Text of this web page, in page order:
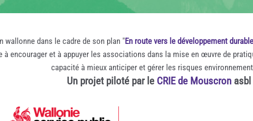
wallonne dans le cadre de son plan "En route vers le développement durable
à encourager et à appuyer les associations dans la mise en œuvre de
capacité à mieux anticiper et gérer les risques
Un projet piloté par le CRIE de Mouscronasbl